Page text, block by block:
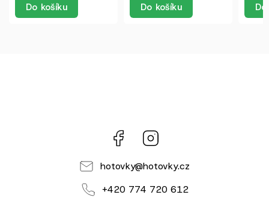
Do košíku Do košíku
Facebook
hotovky@hotovky.cz
+420 774 720 612